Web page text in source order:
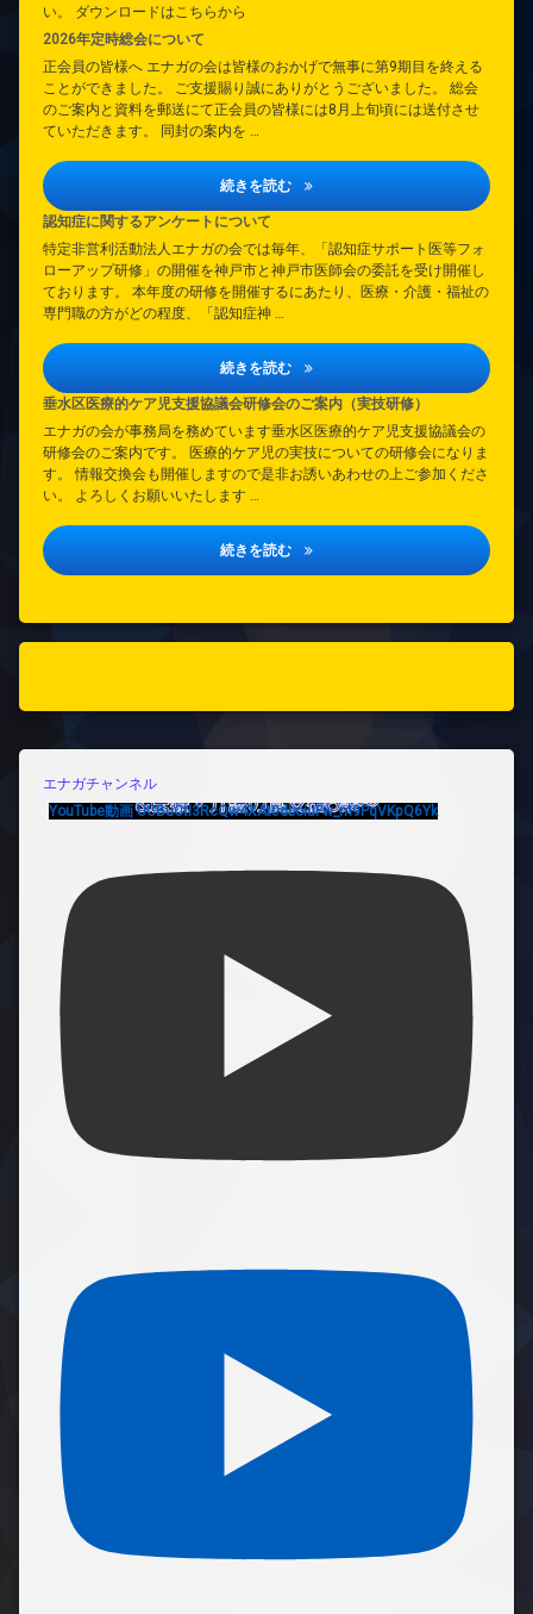
い。 ダウンロードはこちらから
2026年定時総会について
正会員の皆様へ エナガの会は皆様のおかげで無事に第9期目を終える
ことができました。 ご支援賜り誠にありがとうございました。 総会
のご案内と資料を郵送にて正会員の皆様には8月上旬頃には送付させ
ていただきます。 同封の案内を …
続きを読む 2026年定時総会について
認知症に関するアンケートについて
特定非営利活動法人エナガの会では毎年、「認知症サポート医等フォ
ローアップ研修」の開催を神戸市と神戸市医師会の委託を受け開催し
ております。 本年度の研修を開催するにあたり、医療・介護・福祉の
専門職の方がどの程度、「認知症神 …
続きを読む 認知症に関するアンケートについて
垂水区医療的ケア児支援協議会研修会のご案内（実技研修）
エナガの会が事務局を務めています垂水区医療的ケア児支援協議会の
研修会のご案内です。 医療的ケア児の実技についての研修会になりま
す。 情報交換会も開催しますので是非お誘いあわせの上ご参加くださ
い。 よろしくお願いいたします …
続きを読む 垂水区医療的ケア児支援協議会研修
エナガチャンネル
YouTube動画 UCBuCtI3RcQw4XAt0dboiuFw_m9PqVKpQ6Yk